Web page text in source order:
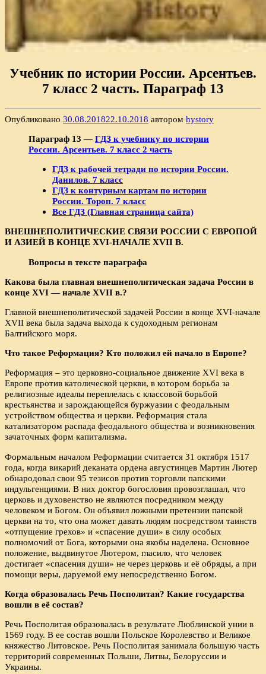
Учебник по истории России. Арсентьев.
7 класс 2 часть. Параграф 13
Опубликовано 30.08.201822.10.2018 автором hystory
Параграф 13 — ГДЗ к учебнику по истории
России. Арсентьев. 7 класс 2 часть
ГДЗ к рабочей тетради по истории России.
Данилов. 7 класс
ГДЗ к контурным картам по истории
России. Тороп. 7 класс
Все ГДЗ (Главная страница сайта)
ВНЕШНЕПОЛИТИЧЕСКИЕ СВЯЗИ РОССИИ С ЕВРОПОЙ
И АЗИЕЙ В КОНЦЕ XVI-НАЧАЛЕ XVII В.
Вопросы в тексте параграфа
Какова была главная внешнеполитическая задача России в
конце XVI — начале XVII в.?
Главной внешнеполитической задачей России в конце XVI-начале
XVII века была задача выхода к судоходным регионам
Балтийского моря.
Что такое Реформация? Кто положил ей начало в Европе?
Реформация – это церковно-социальное движение ХVI века в
Европе против католической церкви, в котором борьба за
религиозные идеалы переплелась с классовой борьбой
крестьянства и зарождающейся буржуазии с феодальным
устройством общества и церкви. Реформация стала
катализатором распада феодального общества и возникновения
зачаточных форм капитализма.
Формальным началом Реформации считается 31 октября 1517
года, когда викарий деканата ордена августинцев Мартин Лютер
обнародовал свои 95 тезисов против торговли папскими
индульгенциями. В них доктор богословия провозглашал, что
церковь и духовенство не являются посредником между
человеком и Богом. Он объявил ложными претензии папской
церкви на то, что она может давать людям посредством таинств
«отпущение грехов» и «спасение души» в силу особых
полномочий от Бога, которыми она якобы наделена. Основное
положение, выдвинутое Лютером, гласило, что человек
достигает «спасения души» не через церковь и её обряды, а при
помощи веры, даруемой ему непосредственно Богом.
Когда образовалась Речь Посполитая? Какие государства
вошли в её состав?
Речь Посполитая образовалась в результате Люблинской унии в
1569 году. В ее состав вошли Польское Королевство и Великое
княжество Литовское. Речь Посполитая занимала большую часть
территорий современных Польши, Литвы, Белоруссии и
Украины.